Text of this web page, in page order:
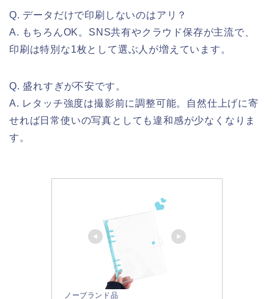
Q. データだけで印刷しないのはアリ？
A. もちろんOK。SNS共有やクラウド保存が主流で、
印刷は特別な1枚として選ぶ人が増えています。
Q. 盛れすぎが不安です。
A. レタッチ強度は撮影前に調整可能。自然仕上げに寄
せれば日常使いの写真としても違和感が少なくなりま
す。
ノーブランド品